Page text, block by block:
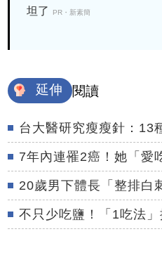
坦了
PR・新素簡
延伸 閱讀
台大醫研究瘦瘦針：13
7年內連罹2癌！她「愛
20歲男下體長「整排白
不只少吃鹽！「1吃法